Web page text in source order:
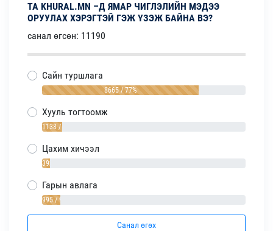
ТА KHURAL.MN –Д ЯМАР ЧИГЛЭЛИЙН МЭДЭЭ
ОРУУЛАХ ХЭРЭГТЭЙ ГЭЖ ҮЗЭЖ БАЙНА ВЭ?
санал өгсөн: 11190
Сайн туршлага
8665 / 77%
Хууль тогтоомж
1138 / 10%
Цахим хичээл
392 / 4%
Гарын авлага
995 / 9%
Санал өгөх